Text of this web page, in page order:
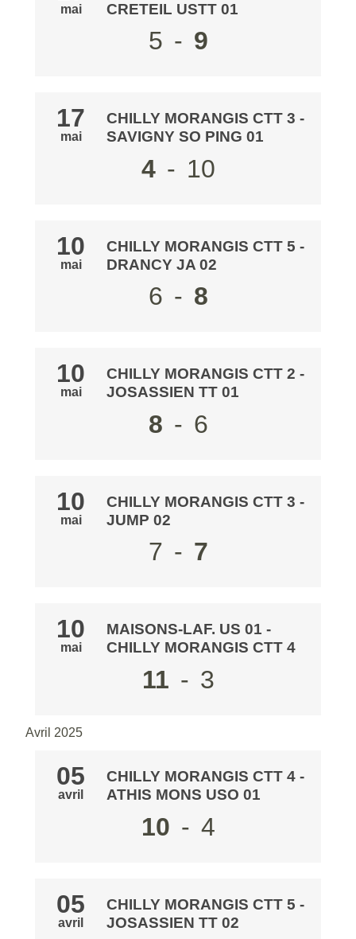
mai
CRETEIL USTT 01
5 - 9
17
mai
CHILLY MORANGIS CTT 3 -
SAVIGNY SO PING 01
4 - 10
10
mai
CHILLY MORANGIS CTT 5 -
DRANCY JA 02
6 - 8
10
mai
CHILLY MORANGIS CTT 2 -
JOSASSIEN TT 01
8 - 6
10
mai
CHILLY MORANGIS CTT 3 -
JUMP 02
7 - 7
10
mai
MAISONS-LAF. US 01 -
CHILLY MORANGIS CTT 4
11 - 3
Avril 2025
05
avril
CHILLY MORANGIS CTT 4 -
ATHIS MONS USO 01
10 - 4
05
avril
CHILLY MORANGIS CTT 5 -
JOSASSIEN TT 02